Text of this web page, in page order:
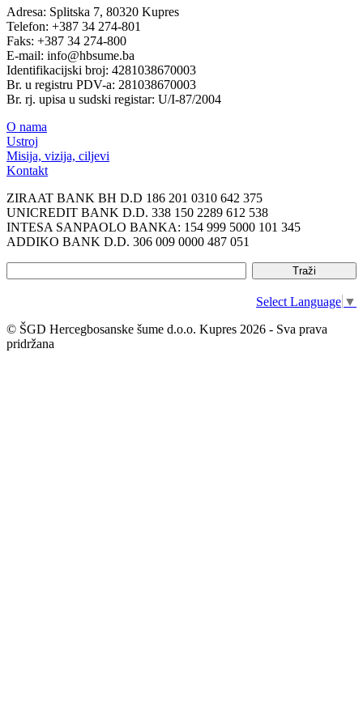
Adresa: Splitska 7, 80320 Kupres
Telefon: +387 34 274-801
Faks: +387 34 274-800
E-mail: info@hbsume.ba
Identifikacijski broj: 4281038670003
Br. u registru PDV-a: 281038670003
Br. rj. upisa u sudski registar: U/I-87/2004
O nama
Ustroj
Misija, vizija, ciljevi
Kontakt
ZIRAAT BANK BH D.D 186 201 0310 642 375
UNICREDIT BANK D.D. 338 150 2289 612 538
INTESA SANPAOLO BANKA: 154 999 5000 101 345
ADDIKO BANK D.D. 306 009 0000 487 051
Select Language ▼
© ŠGD Hercegbosanske šume d.o.o. Kupres 2026 - Sva prava
pridržana